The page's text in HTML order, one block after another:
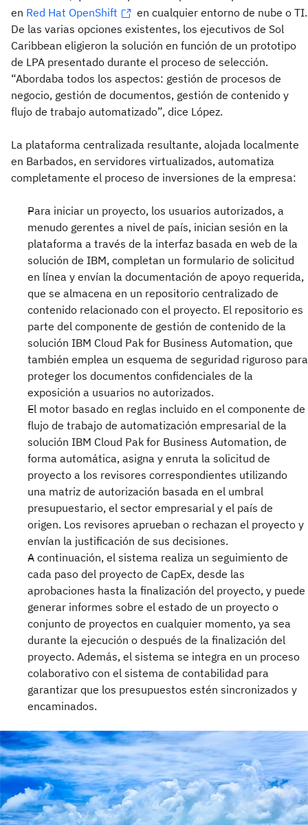
en Red Hat OpenShift
en cualquier entorno de nube o TI.
De las varias opciones existentes, los ejecutivos de Sol
Caribbean eligieron la solución en función de un prototipo
de LPA presentado durante el proceso de selección.
“Abordaba todos los aspectos: gestión de procesos de
negocio, gestión de documentos, gestión de contenido y
flujo de trabajo automatizado”, dice López.
La plataforma centralizada resultante, alojada localmente
en Barbados, en servidores virtualizados, automatiza
completamente el proceso de inversiones de la empresa:
Para iniciar un proyecto, los usuarios autorizados, a
menudo gerentes a nivel de país, inician sesión en la
plataforma a través de la interfaz basada en web de la
solución de IBM, completan un formulario de solicitud
en línea y envían la documentación de apoyo requerida,
que se almacena en un repositorio centralizado de
contenido relacionado con el proyecto. El repositorio es
parte del componente de gestión de contenido de la
solución IBM Cloud Pak for Business Automation, que
también emplea un esquema de seguridad riguroso para
proteger los documentos confidenciales de la
exposición a usuarios no autorizados.
El motor basado en reglas incluido en el componente de
flujo de trabajo de automatización empresarial de la
solución IBM Cloud Pak for Business Automation, de
forma automática, asigna y enruta la solicitud de
proyecto a los revisores correspondientes utilizando
una matriz de autorización basada en el umbral
presupuestario, el sector empresarial y el país de
origen. Los revisores aprueban o rechazan el proyecto y
envían la justificación de sus decisiones.
A continuación, el sistema realiza un seguimiento de
cada paso del proyecto de CapEx, desde las
aprobaciones hasta la finalización del proyecto, y puede
generar informes sobre el estado de un proyecto o
conjunto de proyectos en cualquier momento, ya sea
durante la ejecución o después de la finalización del
proyecto. Además, el sistema se integra en un proceso
colaborativo con el sistema de contabilidad para
garantizar que los presupuestos estén sincronizados y
encaminados.